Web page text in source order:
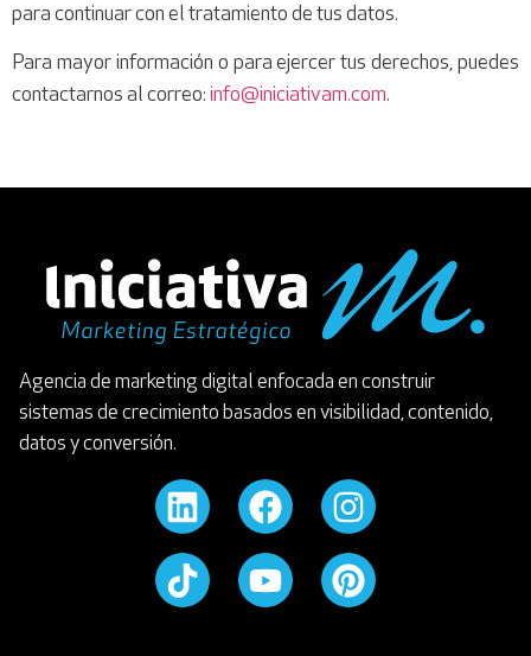
para continuar con el tratamiento de tus datos.
Para mayor información o para ejercer tus derechos, puedes
contactarnos al correo: info@iniciativam.com.
Agencia de marketing digital enfocada en construir
sistemas de crecimiento basados en visibilidad, contenido,
datos y conversión.